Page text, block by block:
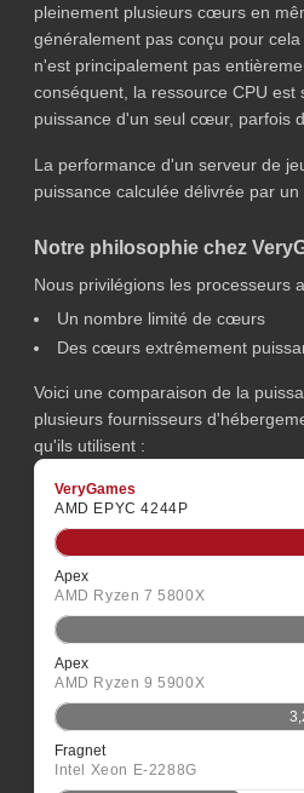
pleinement plusieurs cœurs en
généralement pas conçu pour
n'est principalement pas
conséquent, la ressource CPU est
puissance d'un seul cœur, parfois
La performance d'un serveur de
puissance calculée délivrée par
Notre philosophie chez
Nous privilégions les processeurs
Un nombre limité de cœurs
Des cœurs extrêmement
Voici une comparaison de la
plusieurs fournisseurs
qu'ils utilisent :
VeryGames
AMD EPYC 4244P
Apex
AMD Ryzen 7 5800X
Apex
AMD Ryzen 9 5900X
Fragnet
Intel Xeon E-2288G